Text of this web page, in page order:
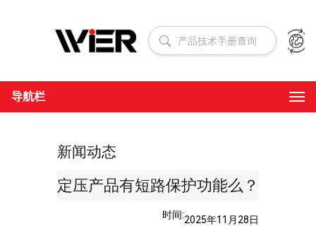
导航栏
新闻动态
定压产品有短路保护功能么？
时间:2025年11月28日